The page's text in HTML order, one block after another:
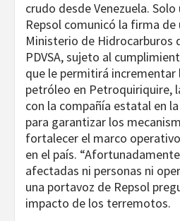
crudo desde Venezuela.
Repsol comunicó la firma de
Ministerio de Hidrocarburos
PDVSA, sujeto al
que le permitirá incrementar
petróleo en Petroquiriquire,
con la compañía estatal en
para garantizar los
fortalecer el marco
en el país.
afectadas ni personas ni
una portavoz de Repsol
impacto de los terremotos.